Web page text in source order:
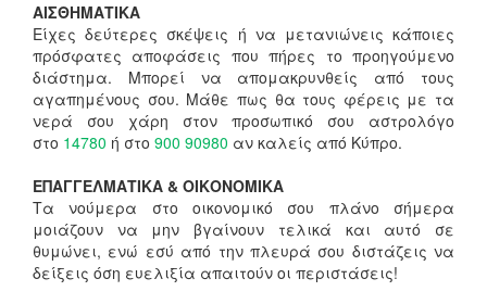
ΑΙΣΘΗΜΑΤΙΚΑ
Είχες δεύτερες σκέψεις ή να μετανιώνεις κάποιες
πρόσφατες αποφάσεις που πήρες το προηγούμενο
διάστημα. Μπορεί να απομακρυνθείς από τους
αγαπημένους σου. Μάθε πως θα τους φέρεις με τα
νερά σου χάρη στον προσωπικό σου αστρολόγο
στο 14780 ή στο 900 90980 αν καλείς από Κύπρο.
ΕΠΑΓΓΕΛΜΑΤΙΚΑ & ΟΙΚΟΝΟΜΙΚΑ
Τα νούμερα στο οικονομικό σου πλάνο σήμερα
μοιάζουν να μην βγαίνουν τελικά και αυτό σε
θυμώνει, ενώ εσύ από την πλευρά σου διστάζεις να
δείξεις όση ευελιξία απαιτούν οι περιστάσεις!